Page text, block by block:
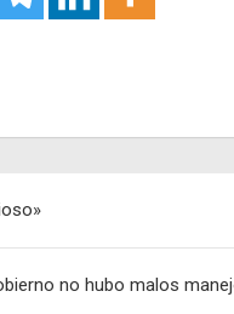
no hubo malos